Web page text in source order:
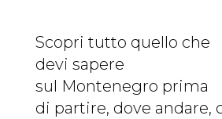
Scopri tutto quello che
devi sapere
sul Montenegro prima
di partire, dove andare,